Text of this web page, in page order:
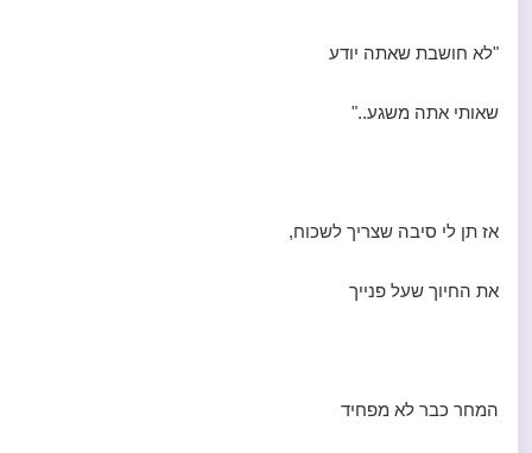
"לא חושבת שאתה יודע
שאותי אתה משגע.."
אז תן לי סיבה שצריך לשכוח,
את החיוך שעל פנייך
המחר כבר לא מפחיד